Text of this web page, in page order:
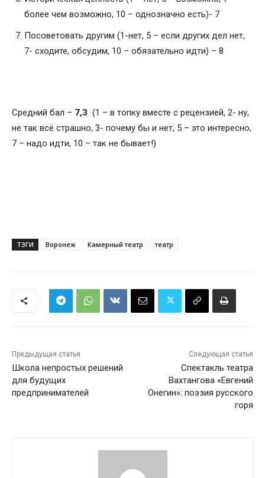
более чем возможно, 10 – однозначно есть)- 7
Посоветовать другим (1-нет, 5 – если других дел нет,
7- сходите, обсудим, 10 – обязательно идти) – 8
Средний бал – 7,3 (1 – в топку вместе с рецензией, 2- ну,
не так всё страшно, 3- почему бы и нет, 5 – это интересно,
7 – надо идти, 10 – так не бывает!)
ТЭГИ Воронеж Камерный театр театр
Предыдущая статья
Школа непростых решений
для будущих
предпринимателей
Следующая статья
Спектакль театра
Вахтангова «Евгений
Онегин»: поэзия русского
горя